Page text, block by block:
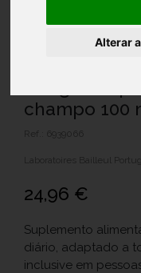
Alterar
champo 100
Ref.: 6939066
Laboratoires Bailleul
24,96 €
Suplemento
diário, adaptado a
inclusive em